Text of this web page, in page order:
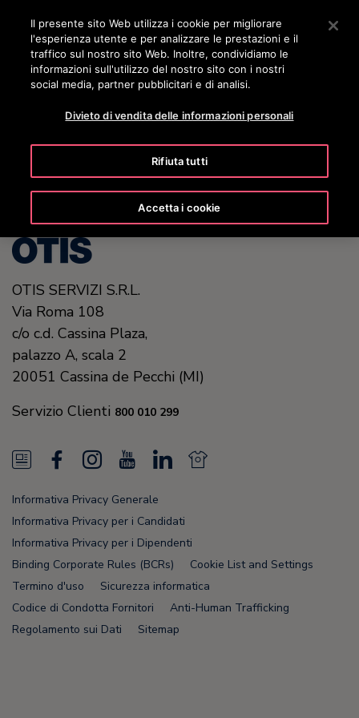
Premere Invio per passare al contenuto principale
RICERCA
United States (EN)
OTIS SERVIZI S.R.L.
Via Roma 108
c/o c.d. Cassina Plaza,
palazzo A, scala 2
20051 Cassina de Pecchi (MI)
Servizio Clienti 800 010 299
N
e
w
s
F
e
e
a
c
e
b
o
o
I
s
t
a
g
r
u
T
u
b
e
L
n
k
e
d
i
N
F
e
Informativa Privacy Generale
Informativa Privacy per i Candidati
Informativa Privacy per i Dipendenti
Binding Corporate Rules (BCRs)
Cookie List and Settings
Termino d'uso
Sicurezza informatica
Codice di Condotta Fornitori
Anti-Human Trafficking
Regolamento sui Dati
Sitemap
Il presente sito Web utilizza i cookie per migliorare
l'esperienza utente e per analizzare le prestazioni e il
traffico sul nostro sito Web. Inoltre, condividiamo le
informazioni sull'utilizzo del nostro sito con i nostri
social media, partner pubblicitari e di analisi.
Divieto di vendita delle informazioni personali
Rifiuta tutti
Accetta i cookie